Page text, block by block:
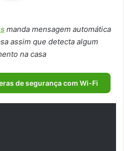
manda mensagem automática
assim que detecta algum
na casa
de segurança com Wi-Fi